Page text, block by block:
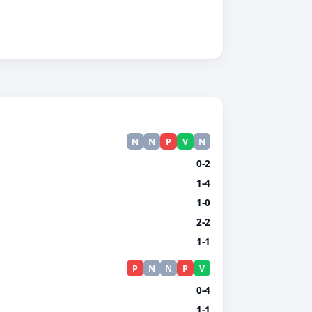
N N P V N
0-2
1-4
1-0
2-2
1-1
P N N P V
0-4